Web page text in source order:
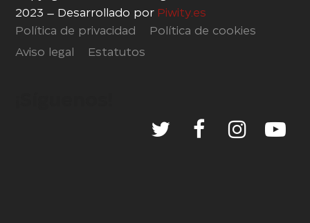
2023 – Desarrollado por Piwity.es
Política de privacidad
Política de cookies
Aviso legal Estatutos
TwitterFacebook